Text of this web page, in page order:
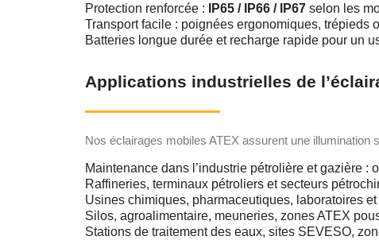
Protection renforcée :
IP65 / IP66 / IP67 selon les
Transport facile : poignées ergonomiques, trépieds
Batteries longue durée et recharge rapide pour un
Applications industrielles de
Nos éclairages mobiles ATEX assurent une
Maintenance dans l’industrie pétrolière et gazière :
Raffineries, terminaux pétroliers et secteurs
Usines chimiques, pharmaceutiques, laboratoires
Silos, agroalimentaire, meuneries, zones ATEX
Stations de traitement des eaux, sites SEVESO,